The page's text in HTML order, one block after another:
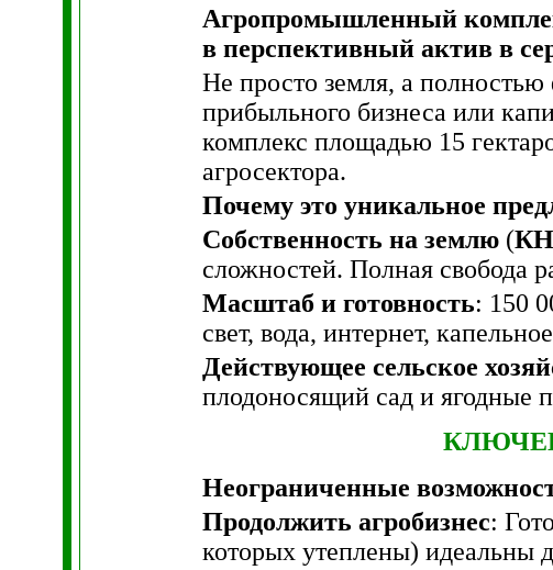
Агропромышленный
в перспективный актив в
Не просто земля, а
прибыльного бизнеса или
комплекс площадью 15
агросектора.
Почему это уникальное
Собственность на землю (
сложностей. Полная свобода
Масштаб и готовность: 150
свет, вода, интернет,
Действующее сельское
плодоносящий сад и ягодные
Неограниченные
Продолжить агробизнес:
которых утеплены) идеальны